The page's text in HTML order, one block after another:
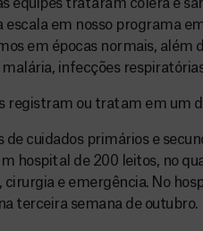
equipes trataram cólera e
escala em nosso programa
em épocas normais, além
malária, infecções
registram ou tratam em um
de cuidados primários e
hospital de 200 leitos, no
cirurgia e emergência. No
terceira semana de outubro.